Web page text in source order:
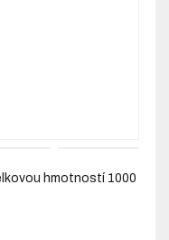
hmotností 1000